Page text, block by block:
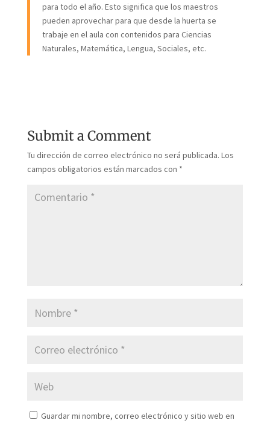
para todo el año. Esto significa que los maestros
pueden aprovechar para que desde la huerta se
trabaje en el aula con contenidos para Ciencias
Naturales, Matemática, Lengua, Sociales, etc.
Submit a Comment
Tu dirección de correo electrónico no será publicada. Los
campos obligatorios están marcados con *
Guardar mi nombre, correo electrónico y sitio web en